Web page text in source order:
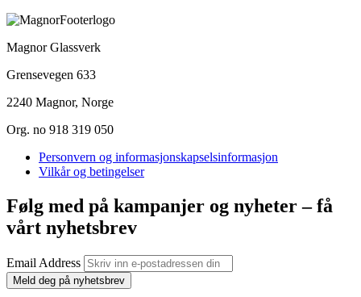
Magnor Glassverk
Grensevegen 633
2240 Magnor, Norge
Org. no 918 319 050
Personvern og informasjonskapselsinformasjon
Vilkår og betingelser
Følg med på kampanjer og nyheter – få
vårt nyhetsbrev
Email Address
Meld deg på nyhetsbrev